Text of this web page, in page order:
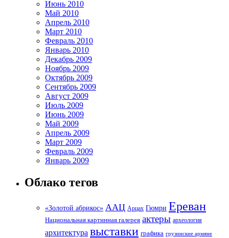
Июнь 2010
Май 2010
Апрель 2010
Март 2010
Февраль 2010
Январь 2010
Декабрь 2009
Ноябрь 2009
Октябрь 2009
Сентябрь 2009
Август 2009
Июль 2009
Июнь 2009
Май 2009
Апрель 2009
Март 2009
Февраль 2009
Январь 2009
Облако тегов
«Золотой абрикос» ААЦ Арцах Гюмри Ереван
Национальная картинная галерея актеры археология
архитектура выставки графика грузинские армяне